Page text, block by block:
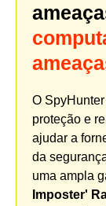
O
proteção e
ajudar a
da
uma ampla
Imposter'